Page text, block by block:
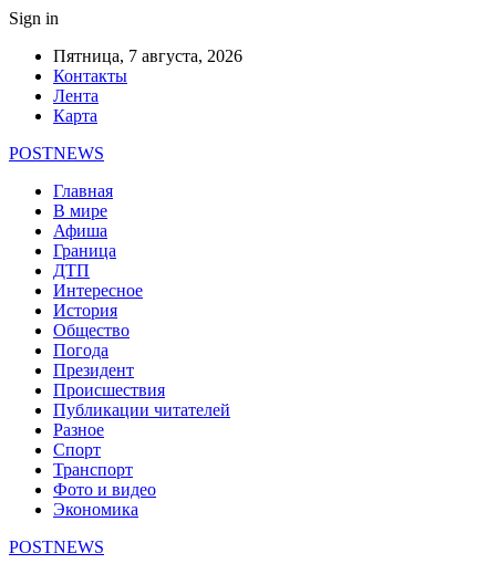
Sign in
Пятница, 7 августа, 2026
Контакты
Лента
Карта
POSTNEWS
Главная
В мире
Афиша
Граница
ДТП
Интересное
История
Общество
Погода
Президент
Происшествия
Публикации читателей
Разное
Спорт
Транспорт
Фото и видео
Экономика
POSTNEWS